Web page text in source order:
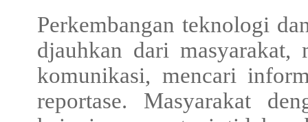
Perkembangan teknologi
djauhkan dari masyarakat,
komunikasi, mencari
reportase. Masyarakat